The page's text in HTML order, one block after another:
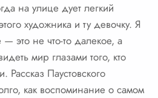
на улице дует легкий
художника и ту девочку. Я
— это не что-то далекое, а
мир глазами того, кто
Рассказ Паустовского
как воспоминание о самом